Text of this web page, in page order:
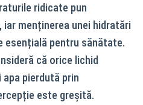
ridicate pun
iar menținerea unei hidratări
esențială pentru sănătate.
că orice lichid
pierdută prin
este greșită.